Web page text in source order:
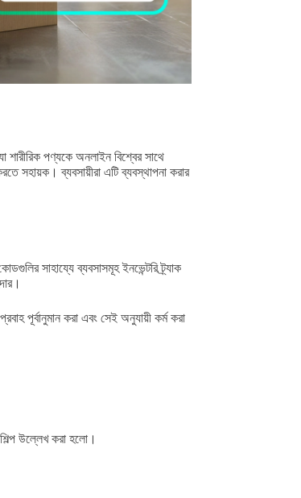
পণ্যকে অনলাইন বিশ্বের সাথে
সহায়ক। ব্যবসায়ীরা এটি ব্যবস্থাপনা করার
সাহায্যে ব্যবসাসমূহ ইনভেন্টরি ট্র্যাক
পূর্বানুমান করা এবং সেই অনুযায়ী কর্ম করা
উল্লেখ করা হলো।